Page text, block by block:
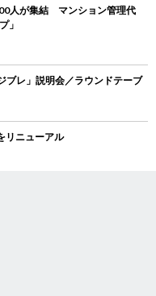
人が集結 マンション管理代
」
レ」説明会／ラウンドテーブ
リニューアル